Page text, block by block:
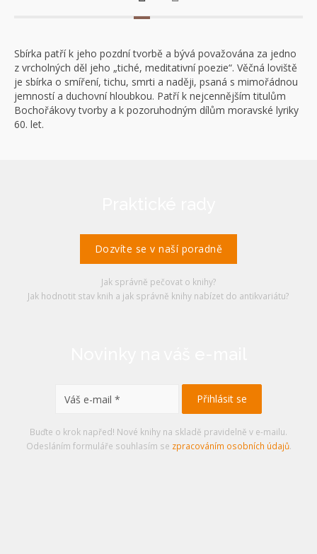
Sbírka patří k jeho pozdní tvorbě a bývá považována za jedno
z vrcholných děl jeho „tiché, meditativní poezie“. Věčná loviště
je sbírka o smíření, tichu, smrti a naději, psaná s mimořádnou
jemností a duchovní hloubkou. Patří k nejcennějším titulům
Bochořákovy tvorby a k pozoruhodným dílům moravské lyriky
60. let.
Dozvíte se v naší poradně
Jak správně pečovat o knihy?
Jak hodnotit stav knih a jak správně knihy nabízet do antikvariátu?
Buďte o krok napřed! Nové knihy na skladě pravidelně v e-mailu.
Odesláním formuláře souhlasím se zpracováním osobních údajů.